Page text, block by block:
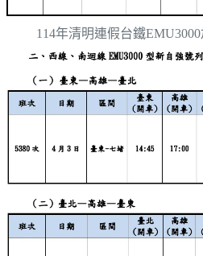
114年清明連假台鐵